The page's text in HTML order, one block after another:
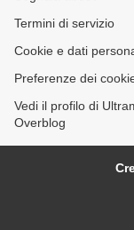
Termini di servizio
Cookie e dati
Preferenze dei
Vedi il profilo di
Overblog